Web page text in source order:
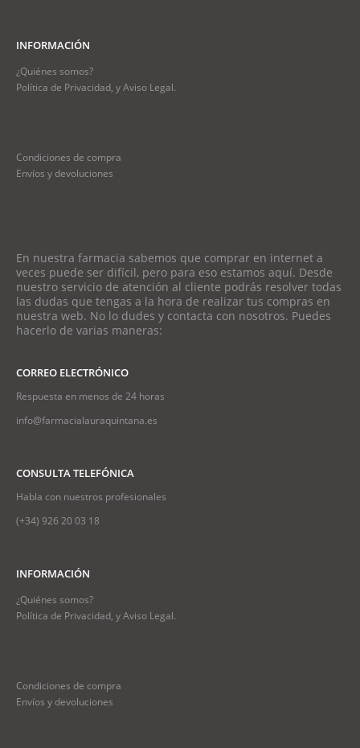
INFORMACIÓN
¿Quiénes somos?
Política de Privacidad, y Aviso Legal.
Condiciones de compra
Envíos y devoluciones
En nuestra farmacia sabemos que comprar en internet a
veces puede ser difícil, pero para eso estamos aquí. Desde
nuestro servicio de atención al cliente podrás resolver todas
las dudas que tengas a la hora de realizar tus compras en
nuestra web. No lo dudes y contacta con nosotros. Puedes
hacerlo de varias maneras:
CORREO ELECTRÓNICO
Respuesta en menos de 24 horas
info@farmacialauraquintana.es
CONSULTA TELEFÓNICA
Habla con nuestros profesionales
(+34) 926 20 03 18
INFORMACIÓN
¿Quiénes somos?
Política de Privacidad, y Aviso Legal.
Condiciones de compra
Envíos y devoluciones